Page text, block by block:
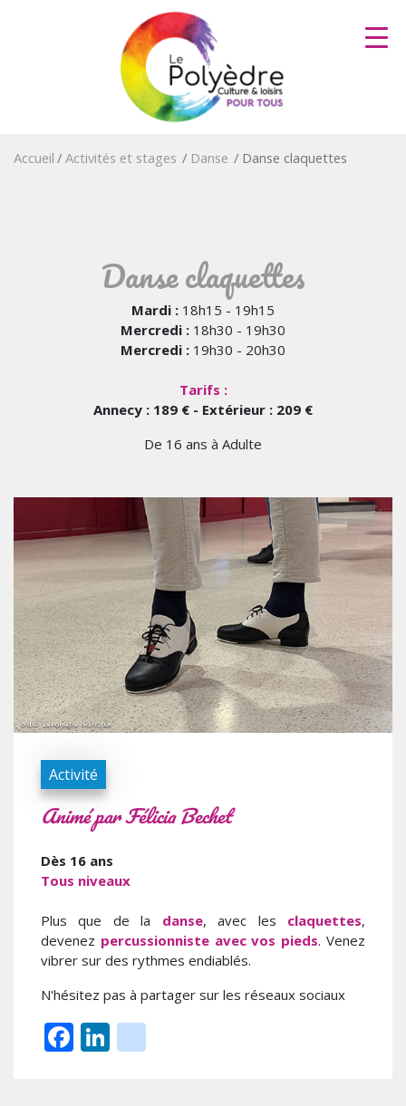
au
contenu
principal
Accueil Activités et stages Danse Danse claquettes
Danse claquettes
Mardi : 18h15 - 19h15
Mercredi : 18h30 - 19h30
Mercredi : 19h30 - 20h30
Tarifs :
Annecy : 189 € - Extérieur : 209 €
De 16 ans à Adulte
Activité
Animé par Félicia Bechet
Dès 16 ans
Tous niveaux
Plus que de la danse, avec les claquettes,
devenez percussionniste avec vos pieds. Venez
vibrer sur des rythmes endiablés.
N'hésitez pas à partager sur les réseaux sociaux
Facebook
LinkedIn